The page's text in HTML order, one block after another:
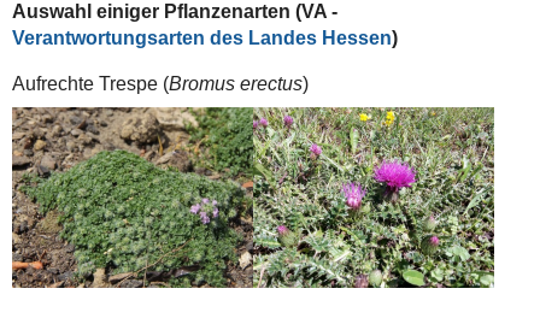
Auswahl einiger Pflanzenarten (VA -
Verantwortungsarten des Landes Hessen)
Aufrechte Trespe (Bromus erectus)